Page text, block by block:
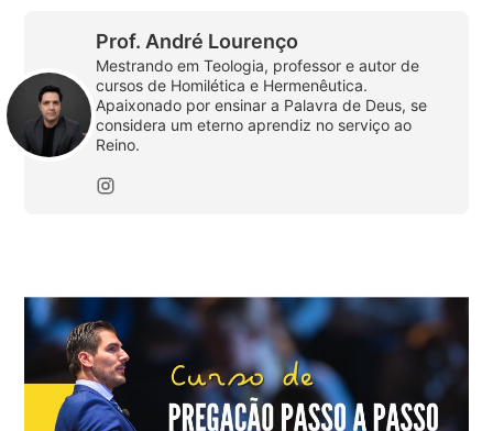
Prof. André Lourenço
Mestrando em Teologia, professor e autor de
cursos de Homilética e Hermenêutica.
Apaixonado por ensinar a Palavra de Deus, se
considera um eterno aprendiz no serviço ao
Reino.